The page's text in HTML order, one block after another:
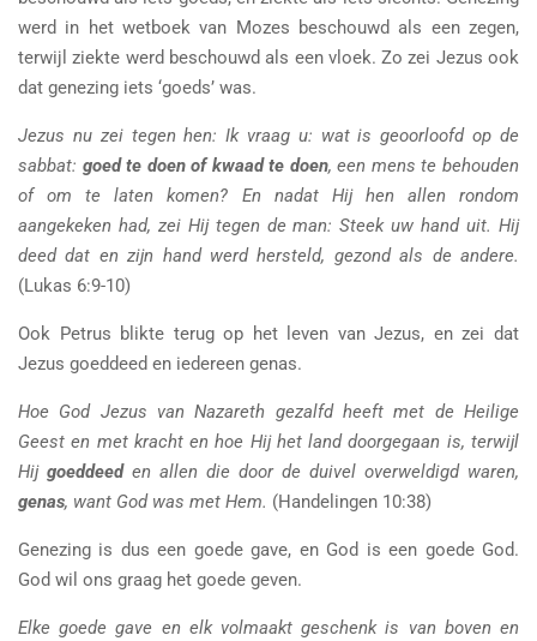
werd in het wetboek van Mozes beschouwd als een zegen,
terwijl ziekte werd beschouwd als een vloek. Zo zei Jezus ook
dat genezing iets ‘goeds’ was.
Jezus nu zei tegen hen: Ik vraag u: wat is geoorloofd op de
sabbat: goed te doen of kwaad te doen, een mens te behouden
of om te laten komen? En nadat Hij hen allen rondom
aangekeken had, zei Hij tegen de man: Steek uw hand uit. Hij
deed dat en zijn hand werd hersteld, gezond als de andere.
(Lukas 6:9-10)
Ook Petrus blikte terug op het leven van Jezus, en zei dat
Jezus goeddeed en iedereen genas.
Hoe God Jezus van Nazareth gezalfd heeft met de Heilige
Geest en met kracht en hoe Hij het land doorgegaan is, terwijl
Hij goeddeed en allen die door de duivel overweldigd waren,
genas, want God was met Hem. (Handelingen 10:38)
Genezing is dus een goede gave, en God is een goede God.
God wil ons graag het goede geven.
Elke goede gave en elk volmaakt geschenk is van boven en